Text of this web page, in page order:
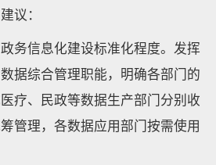
议：
务信息化建设标准化程度。发挥
据综合管理职能，明确各部门的
疗、民政等数据生产部门分别收
管理，各数据应用部门按需使用